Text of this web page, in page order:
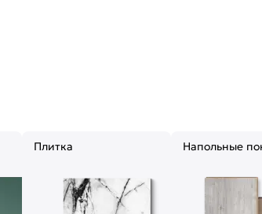
Плитка Напольные